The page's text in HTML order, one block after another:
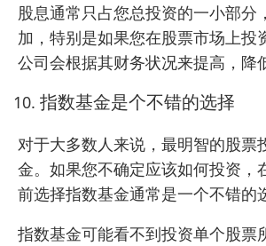
股息通常只占您总投资的一小部分
加，特别是如果您在股票市场上投
公司会根据其财务状况来提高，降
指数基金是个不错的选择
对于大多数人来说，最明智的股票
金。如果您不确定应该如何投资，
前选择指数基金通常是一个不错的
指数基金可能看不到投资单个股票